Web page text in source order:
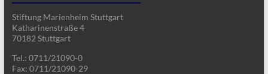
Stiftung Marienheim Stuttgart
Katharinenstraße 4
70182 Stuttgart
Tel.: 0711/21090-0
Fax: 0711/21090-29